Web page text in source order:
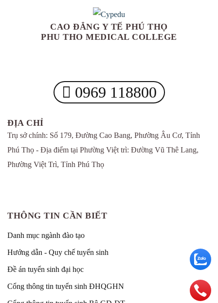
CAO ĐẲNG Y TẾ PHÚ THỌ
PHU THO MEDICAL COLLEGE
0969 118800
ĐỊA CHỈ
Trụ sở chính: Số 179, Đường Cao Bang, Phường Âu Cơ, Tỉnh
Phú Thọ - Địa điểm tại Phường Việt trì: Đường Vũ Thê Lang,
Phường Việt Trì, Tỉnh Phú Thọ
THÔNG TIN CẦN BIẾT
Danh mục ngành đào tạo
Hướng dẫn - Quy chế tuyển sinh
Đề án tuyển sinh đại học
Cổng thông tin tuyển sinh ĐHQGHN